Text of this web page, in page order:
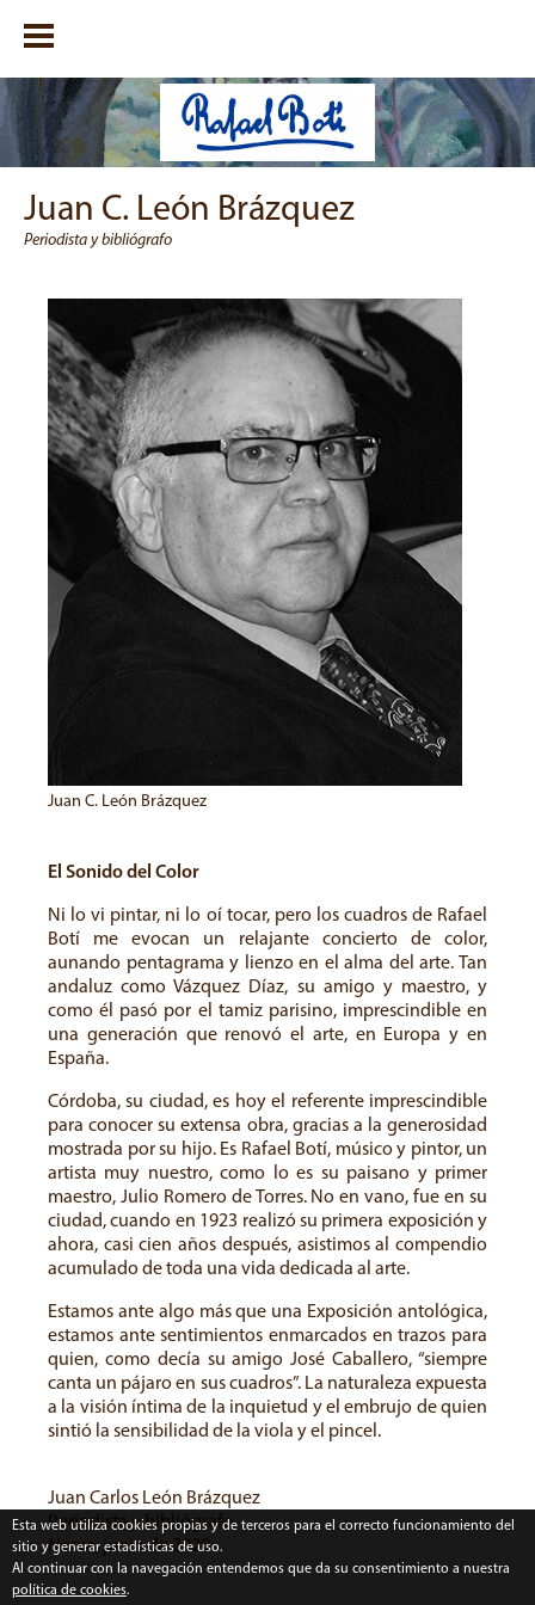
Juan C. León Brázquez
Periodista y bibliógrafo
Juan C. León Brázquez
El Sonido del Color
Ni lo vi pintar, ni lo oí tocar, pero los cuadros de Rafael
Botí me evocan un relajante concierto de color,
aunando pentagrama y lienzo en el alma del arte. Tan
andaluz como Vázquez Díaz, su amigo y maestro, y
como él pasó por el tamiz parisino, imprescindible en
una generación que renovó el arte, en Europa y en
España.
Córdoba, su ciudad, es hoy el referente imprescindible
para conocer su extensa obra, gracias a la generosidad
mostrada por su hijo. Es Rafael Botí, músico y pintor, un
artista muy nuestro, como lo es su paisano y primer
maestro, Julio Romero de Torres. No en vano, fue en su
ciudad, cuando en 1923 realizó su primera exposición y
ahora, casi cien años después, asistimos al compendio
acumulado de toda una vida dedicada al arte.
Estamos ante algo más que una Exposición antológica,
estamos ante sentimientos enmarcados en trazos para
quien, como decía su amigo José Caballero, “siempre
canta un pájaro en sus cuadros”. La naturaleza expuesta
a la visión íntima de la inquietud y el embrujo de quien
sintió la sensibilidad de la viola y el pincel.
Juan Carlos León Brázquez
Periodista y bibliógrafo
Nerva, junio de 2020
Esta web utiliza cookies propias y de terceros para el correcto funcionamiento del
sitio y generar estadísticas de uso.
Al continuar con la navegación entendemos que da su consentimiento a nuestra
política de cookies.